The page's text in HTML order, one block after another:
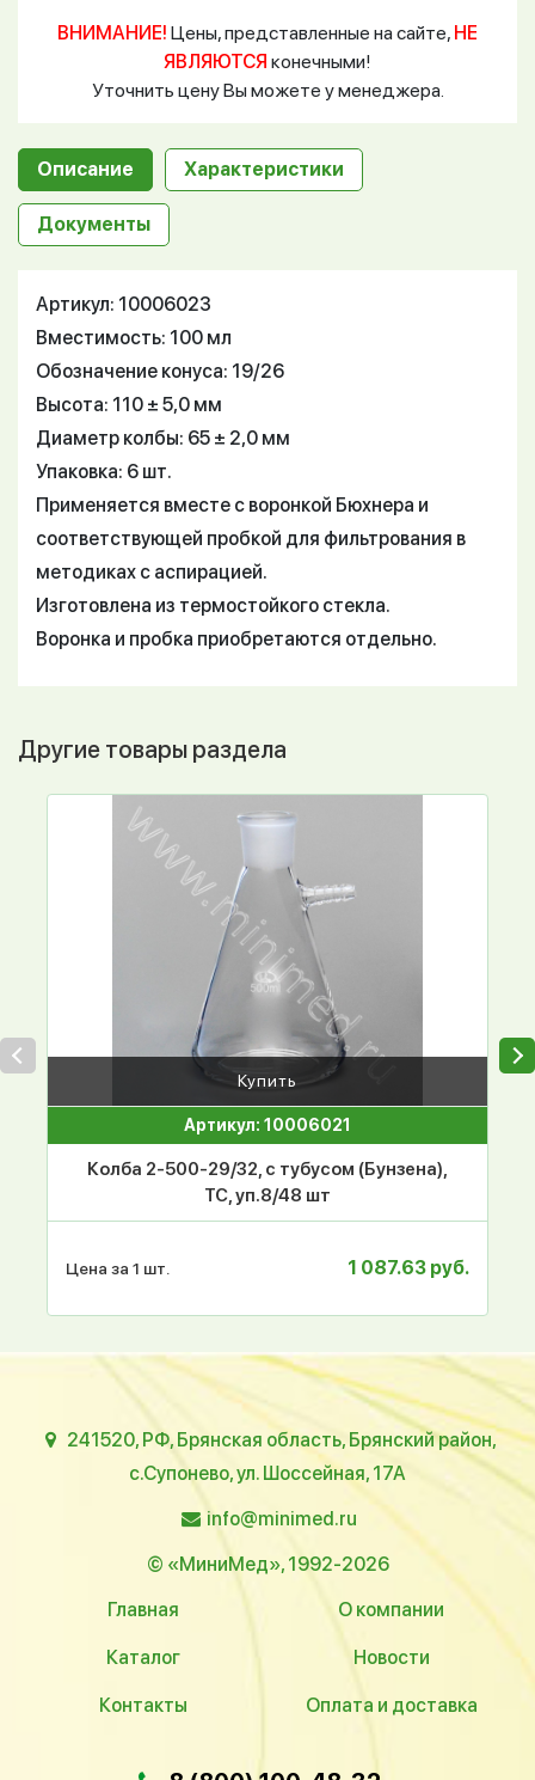
ВНИМАНИЕ! Цены, представленные на сайте, НЕ
ЯВЛЯЮТСЯ конечными!
Уточнить цену Вы можете у менеджера.
Описание Характеристики
Документы
Артикул: 10006023
Вместимость: 100 мл
Обозначение конуса: 19/26
Высота: 110 ± 5,0 мм
Диаметр колбы: 65 ± 2,0 мм
Упаковка: 6 шт.
Применяется вместе с воронкой Бюхнера и
соответствующей пробкой для фильтрования в
методиках с аспирацией.
Изготовлена из термостойкого стекла.
Воронка и пробка приобретаются отдельно.
Другие товары раздела
Купить
Артикул: 10006021
Колба 2-500-29/32, с тубусом (Бунзена),
ТС, уп.8/48 шт
Цена за 1 шт. 1 087.63 руб.
241520, РФ, Брянская область, Брянский район,
с.Супонево, ул. Шоссейная, 17А
info@minimed.ru
© «МиниМед», 1992-2026
Главная
О компании
Каталог Новости
Контакты Оплата и доставка